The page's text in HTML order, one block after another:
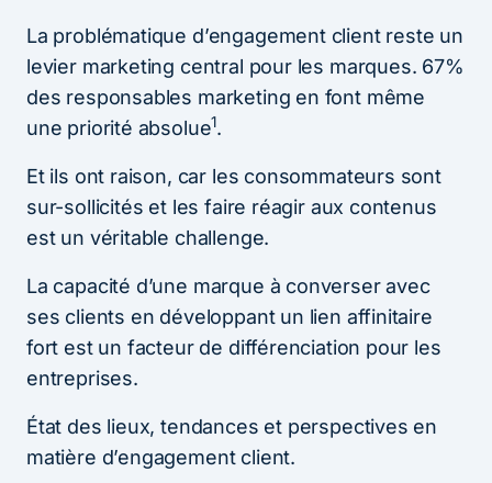
La problématique d’engagement client reste un
levier marketing central pour les marques. 67%
des responsables marketing en font même
une priorité absolue1.
Et ils ont raison, car les consommateurs sont
sur-sollicités et les faire réagir aux contenus
est un véritable challenge.
La capacité d’une marque à converser avec
ses clients en développant un lien affinitaire
fort est un facteur de différenciation pour les
entreprises.
État des lieux, tendances et perspectives en
matière d’engagement client.